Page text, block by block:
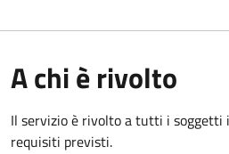
A chi è rivolto
Il servizio è rivolto a tutti i soggetti
requisiti previsti.